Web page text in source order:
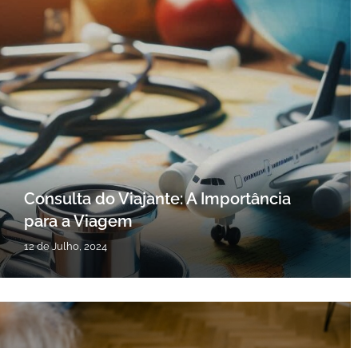
Consulta do Viajante: A Importância
para a Viagem
12 de Julho, 2024